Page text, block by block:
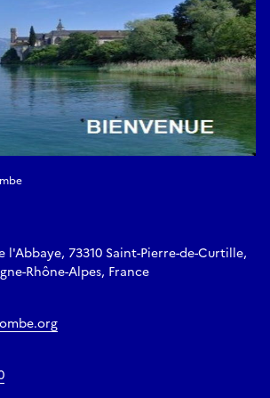
l'Abbaye, 73310 Saint-Pierre-de-Curtille,
Rhône-Alpes, France